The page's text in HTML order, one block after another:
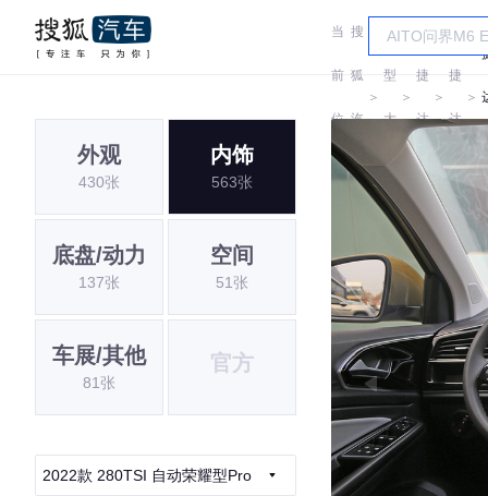
当
前
位
置:
搜
狐
汽
车
＞
车
型
大
全
＞
捷
达
＞
捷
达
＞
外观
430张
内饰
563张
底盘/动力
137张
空间
51张
车展/其他
81张
官方
2022款 280TSI 自动荣耀型Pro